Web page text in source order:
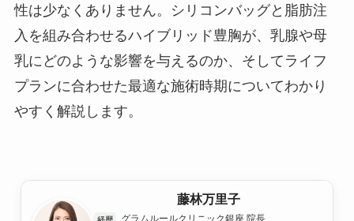
性は少なくありません。シリコンバッグと脂肪注
入を組み合わせるハイブリッド豊胸が、乳腺や母
乳にどのような影響を与えるのか、そしてライフ
プランに合わせた最適な施術時期についてわかり
やすく解説します。
藤林万里子